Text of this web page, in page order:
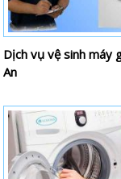
Dịch vụ vệ sinh máy
An